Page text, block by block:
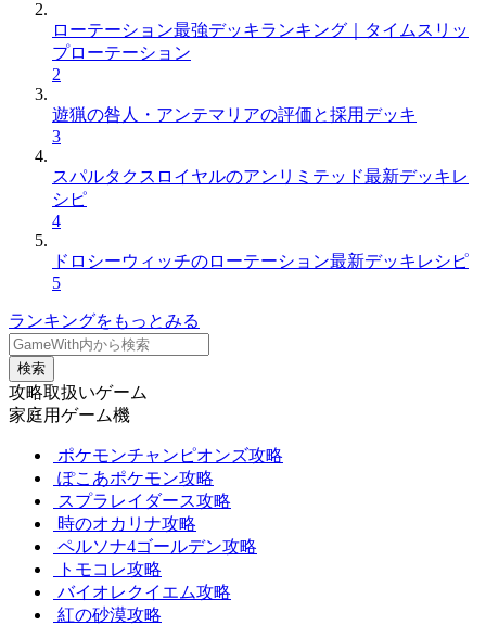
ローテーション最強デッキランキング｜タイムスリッ
プローテーション
2
遊猟の咎人・アンテマリアの評価と採用デッキ
3
スパルタクスロイヤルのアンリミテッド最新デッキレ
シピ
4
ドロシーウィッチのローテーション最新デッキレシピ
5
ランキングをもっとみる
検索
攻略取扱いゲーム
家庭用ゲーム機
ポケモンチャンピオンズ攻略
ぽこあポケモン攻略
スプラレイダース攻略
時のオカリナ攻略
ペルソナ4ゴールデン攻略
トモコレ攻略
バイオレクイエム攻略
紅の砂漠攻略